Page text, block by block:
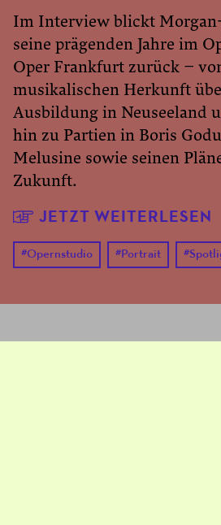
Im Interview blickt
seine prägenden Jahre im
Oper Frankfurt zurück –
musikalischen Herkunft
Ausbildung in Neuseeland
hin zu Partien in Boris
Melusine sowie seinen
Zukunft.
JETZT WEITERLESEN
#Opernstudio # Portrait #